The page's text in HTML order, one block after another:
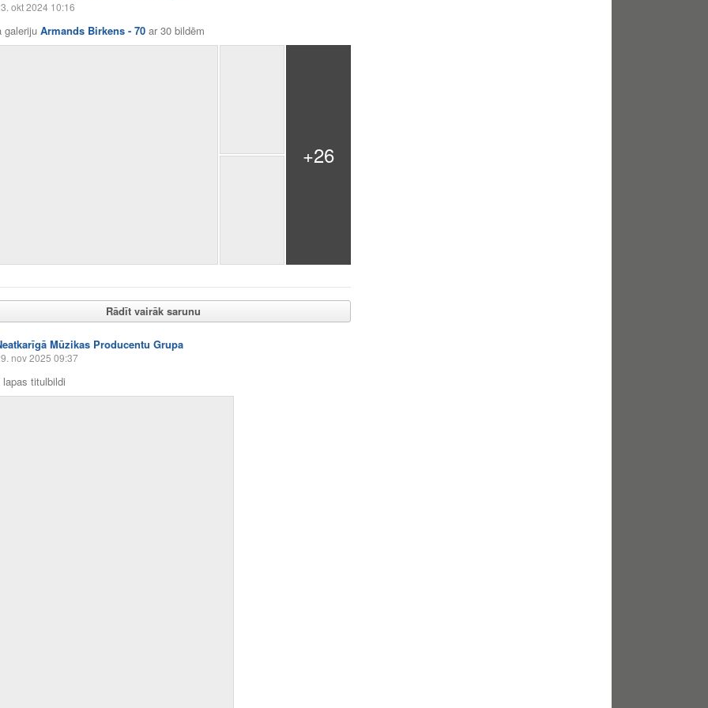
okt 2024 10:16
galeriju Armands Birkens - 70 ar30 bildēm
+26
Rādīt vairāk sarunu
Mūzikas Producentu Grupa
nov 2025 09:37
titulbildi